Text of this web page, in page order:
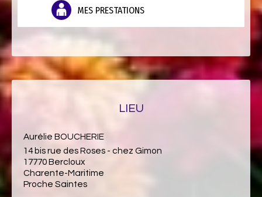
MES PRESTATIONS
LIEU
Aurélie BOUCHERIE
14 bis rue des Roses - chez Gimon
17770 Bercloux
Charente-Maritime
Proche Saintes